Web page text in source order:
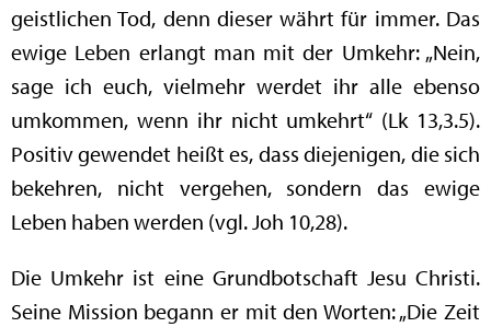
geistlichen Tod, denn dieser währt für immer. Das
ewige Leben erlangt man mit der Umkehr: „Nein,
sage ich euch, vielmehr werdet ihr alle ebenso
umkommen, wenn ihr nicht umkehrt“ (Lk 13,3.5).
Positiv gewendet heißt es, dass diejenigen, die sich
bekehren, nicht vergehen, sondern das ewige
Leben haben werden (vgl. Joh 10,28).
Die Umkehr ist eine Grundbotschaft Jesu Christi.
Seine Mission begann er mit den Worten: „Die Zeit